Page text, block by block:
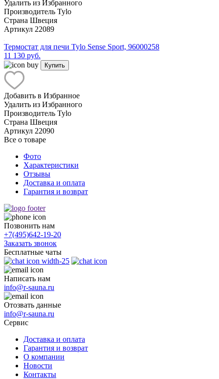
Удалить из Избранного
Производитель Tylo
Страна Швеция
Артикул 22089
Термостат для печи Tylo Sense Sport, 96000258
11 130 руб.
Купить
Добавить в Избранное
Удалить из Избранного
Производитель Tylo
Страна Швеция
Артикул 22090
Все о товаре
Фото
Характеристики
Отзывы
Доставка и оплата
Гарантия и возврат
Позвонить нам
+7(495)642-19-20
Заказать звонок
Бесплатные чаты
Написать нам
info@r-sauna.ru
Отозвать данные
info@r-sauna.ru
Сервис
Доставка и оплата
Гарантия и возврат
О компании
Новости
Контакты